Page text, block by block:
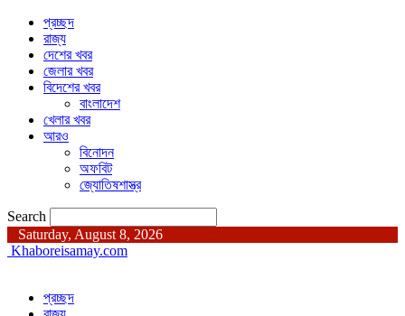
প্রচ্ছদ
রাজ্য
দেশের খবর
জেলার খবর
বিদেশের খবর
বাংলাদেশ
খেলার খবর
আরও
বিনোদন
অফবিট
জ্যোতিষশাস্ত্র
Search
Saturday, August 8, 2026
Khaboreisamay.com
প্রচ্ছদ